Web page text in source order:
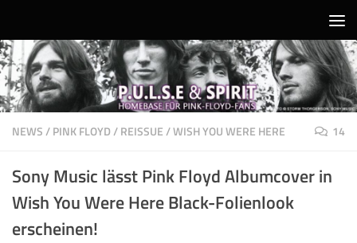
NEWS/PINK FLOYD/REISSUE/WISH YOU WERE HERE 14
Sony Music lässt Pink Floyd Albumcover in
Wish You Were Here Black-Folienlook
erscheinen!